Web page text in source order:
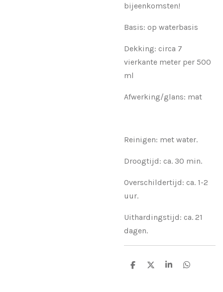
bijeenkomsten!
Basis: op waterbasis
Dekking: circa 7
vierkante meter per 500
ml
Afwerking/glans: mat
Reinigen: met water.
Droogtijd: ca. 30 min.
Overschildertijd: ca. 1-2
uur.
Uithardingstijd: ca. 21
dagen.
D
D
S
D